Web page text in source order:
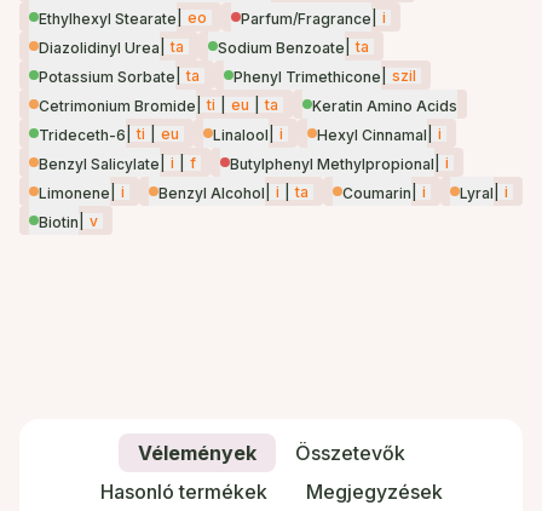
Ethylhexyl Stearate
eo Parfum/Fragrance
i
Diazolidinyl Urea
ta Sodium Benzoate
ta
Potassium Sorbate
ta Phenyl Trimethicone
szil
Cetrimonium Bromide
ti eu ta
Keratin Amino Acids
Trideceth-6
ti eu Linalool i Hexyl Cinnamal
i
Benzyl Salicylate
i f Butylphenyl Methylpropional
i
Limonene
i Benzyl Alcohol i ta Coumarin i Lyral
i
Biotin
v
Vélemények
Összetevők
Hasonló termékek
Megjegyzések